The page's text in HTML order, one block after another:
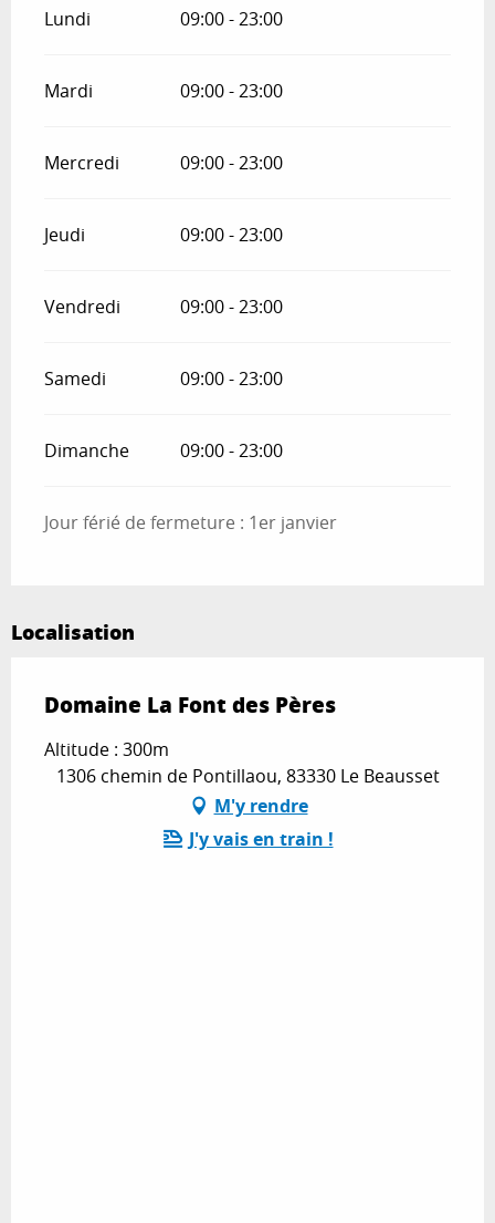
Lundi 09:00 - 23:00
Mardi 09:00 - 23:00
Mercredi 09:00 - 23:00
Jeudi 09:00 - 23:00
Vendredi 09:00 - 23:00
Samedi 09:00 - 23:00
Dimanche 09:00 - 23:00
Jour férié de fermeture : 1er janvier
Localisation
Domaine La Font des Pères
Altitude : 300m
1306 chemin de Pontillaou, 83330 Le Beausset
M'y rendre
J'y vais en train !